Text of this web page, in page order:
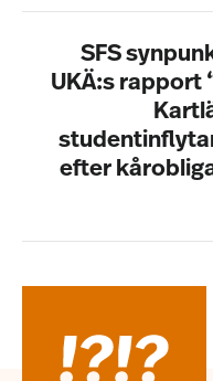
SFS
UKÄ:s rapport
efter